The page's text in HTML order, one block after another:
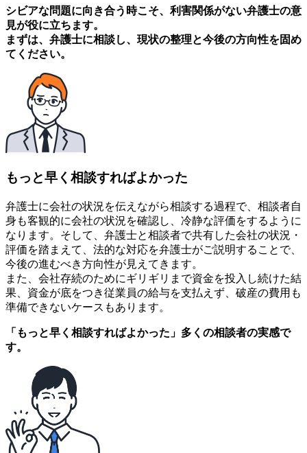
シビアな問題に向き合う時こそ、利害関係がない弁護士の意
見が役に立ちます。
まずは、弁護士に相談し、現状の整理と今後の方向性を固め
てください。
もっと早く相談すればよかった
弁護士に会社の状況を伝えながら相談する過程で、相談者自
身も客観的に会社の状況を確認し、冷静な評価をするように
なります。そして、弁護士と相談者で共有した会社の状況・
評価を踏まえて、法的な対応を弁護士がご説明することで、
今後の進むべき方向性が見えてきます。
また、会社存続のためにギリギリまで資金を投入し続けた結
果、資金が底をつき従業員の給与を支払えず、破産の費用も
準備できないケースもあります。
「もっと早く相談すればよかった」多くの相談者の実感で
す。